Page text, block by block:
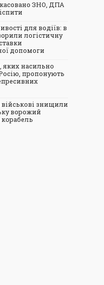
ЗНО, ДПА
для водіїв: в
логістичну
допомоги
яких насильно
пропонують
військові знищили
ворожий